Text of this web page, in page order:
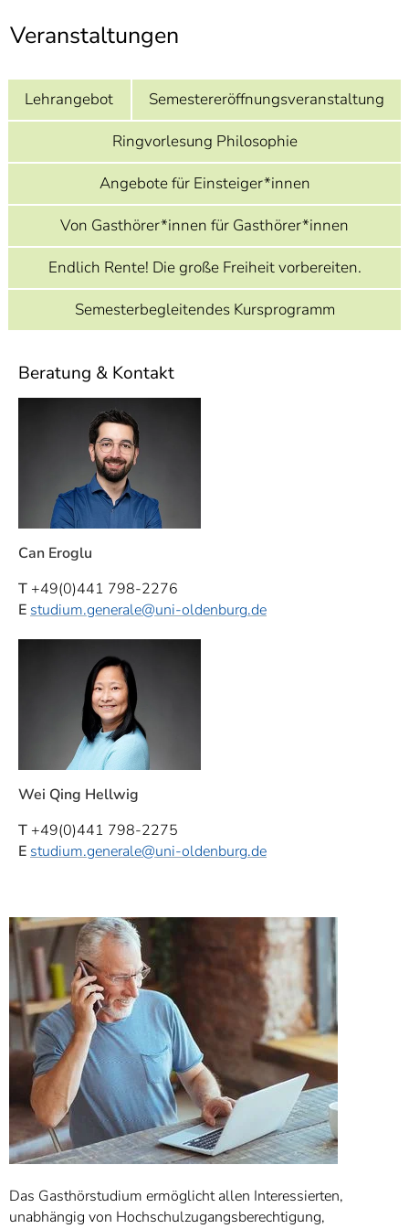
Informationen zur
Barrierefreiheit
Veranstaltungen
Lehrangebot
Semestereröffnungsveranstaltung
Ringvorlesung Philosophie
Angebote für Einsteiger*innen
Von Gasthörer*innen für Gasthörer*innen
Endlich Rente! Die große Freiheit vorbereiten.
Semesterbegleitendes Kursprogramm
Beratung & Kontakt
Can Eroglu
T +49(0)441 798-2276
E studium.generale@uni-oldenburg.de
Wei Qing Hellwig
T +49(0)441 798-2275
E studium.generale@uni-oldenburg.de
Das Gasthörstudium ermöglicht allen Interessierten,
unabhängig von Hochschulzugangsberechtigung,